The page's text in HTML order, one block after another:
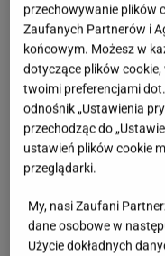
przechowywanie plików
Zaufanych Partnerów i
końcowym. Możesz w
dotyczące plików
twoimi preferencjami
odnośnik „Ustawienia
przechodząc do
ustawień plików cookie
przeglądarki.
My, nasi Zaufani
dane osobowe w
Użycie dokładnych